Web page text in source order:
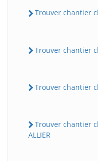
Trouver chantier
Trouver chantier
Trouver chantier
Trouver chantier
ALLIER